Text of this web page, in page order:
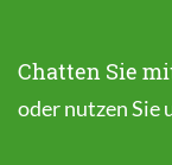
Chatten Sie
oder nutzen Sie